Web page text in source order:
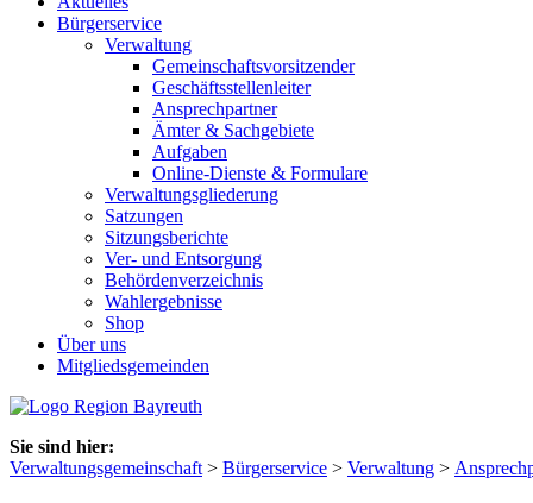
Bürgerservice
Verwaltung
Gemeinschaftsvorsitzender
Geschäftsstellenleiter
Ansprechpartner
Ämter & Sachgebiete
Aufgaben
Online-Dienste & Formulare
Verwaltungsgliederung
Satzungen
Sitzungsberichte
Ver- und Entsorgung
Behördenverzeichnis
Wahlergebnisse
Shop
Über uns
Mitgliedsgemeinden
Sie sind hier:
Verwaltungsgemeinschaft > Bürgerservice > Verwaltung >